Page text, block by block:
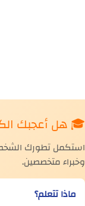
🎓 هل أعجبك
استكمل تطورك
وخبراء متخصصين.
ماذا تتعلم؟